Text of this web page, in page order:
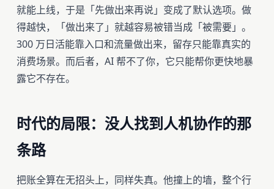
就能上线，于是「先做出来再说」变成了默认选项。做
得越快，「做出来了」就越容易被错当成「被需要」。
300 万日活能靠入口和流量做出来，留存只能靠真实的
消费场景。而后者，AI 帮不了你，它只能帮你更快地暴
露它不存在。
时代的局限：没人找到人机协作的那
条路
把账全算在无招头上，同样失真。他撞上的墙，整个行